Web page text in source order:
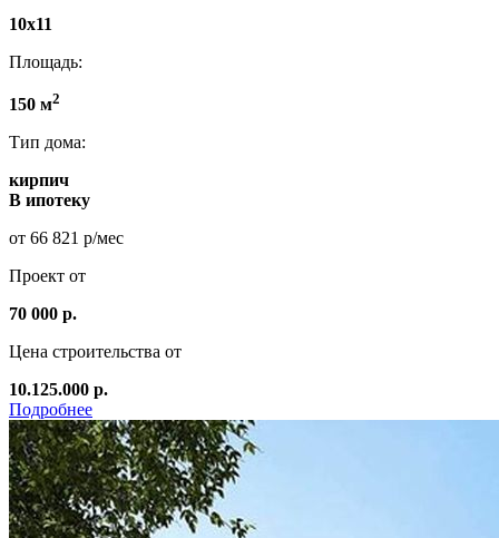
10х11
Площадь:
150 м2
Тип дома:
кирпич
В ипотеку
от 66 821 р/мес
Проект от
70 000 р.
Цена строительства от
10.125.000 р.
Подробнее